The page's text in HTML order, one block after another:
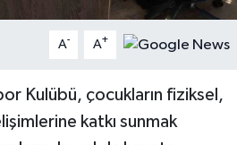
A- A+
Kulübü, çocukların fiziksel,
katkı sunmak